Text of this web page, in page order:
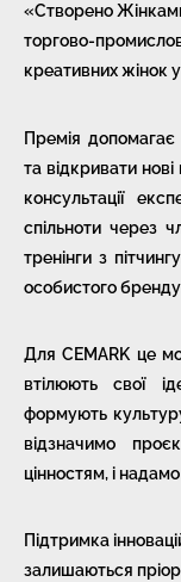
«Створено
торгово-
креативних жінок у
Премія допомагає
та відкривати
консультації
спільноти через
тренінги з
особистого
Для CEMARK це
втілюють свої
формують
відзначимо
цінностям, і
Підтримка
залишаються